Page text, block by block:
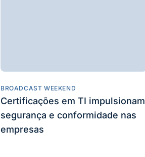
BROADCAST WEEKEND
Certificações em TI impulsionam
segurança e conformidade nas
empresas